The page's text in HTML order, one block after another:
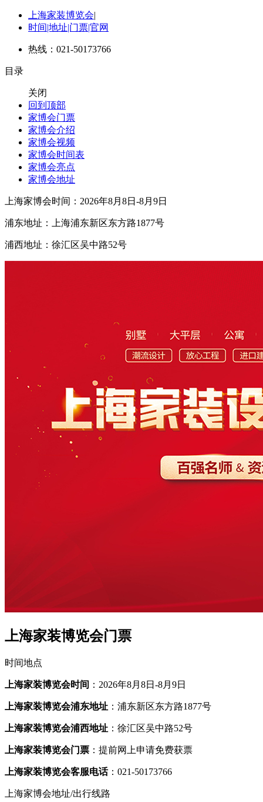
上海家装博览会|
时间|地址|门票|官网
热线：021-50173766
目录
关闭
回到顶部
家博会门票
家博会介绍
家博会视频
家博会时间表
家博会亮点
家博会地址
上海家博会时间：2026年8月8日-8月9日
浦东地址：上海浦东新区东方路1877号
浦西地址：徐汇区吴中路52号
上海家装博览会门票
时间地点
上海家装博览会时间 ：2026年8月8日-8月9日
上海家装博览会浦东地址 ：浦东新区东方路1877号
上海家装博览会浦西地址 ：徐汇区吴中路52号
上海家装博览会门票 ：提前网上申请免费获票
上海家装博览会客服电话：021-50173766
上海家博会地址/出行线路